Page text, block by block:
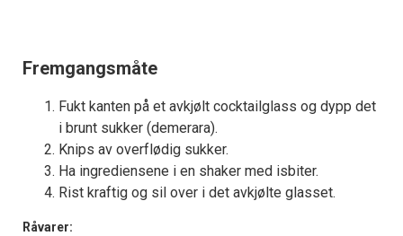
Fremgangsmåte
Fukt kanten på et avkjølt cocktailglass og dypp det
i brunt sukker (demerara).
Knips av overflødig sukker.
Ha ingrediensene i en shaker med isbiter.
Rist kraftig og sil over i det avkjølte glasset.
Råvarer: